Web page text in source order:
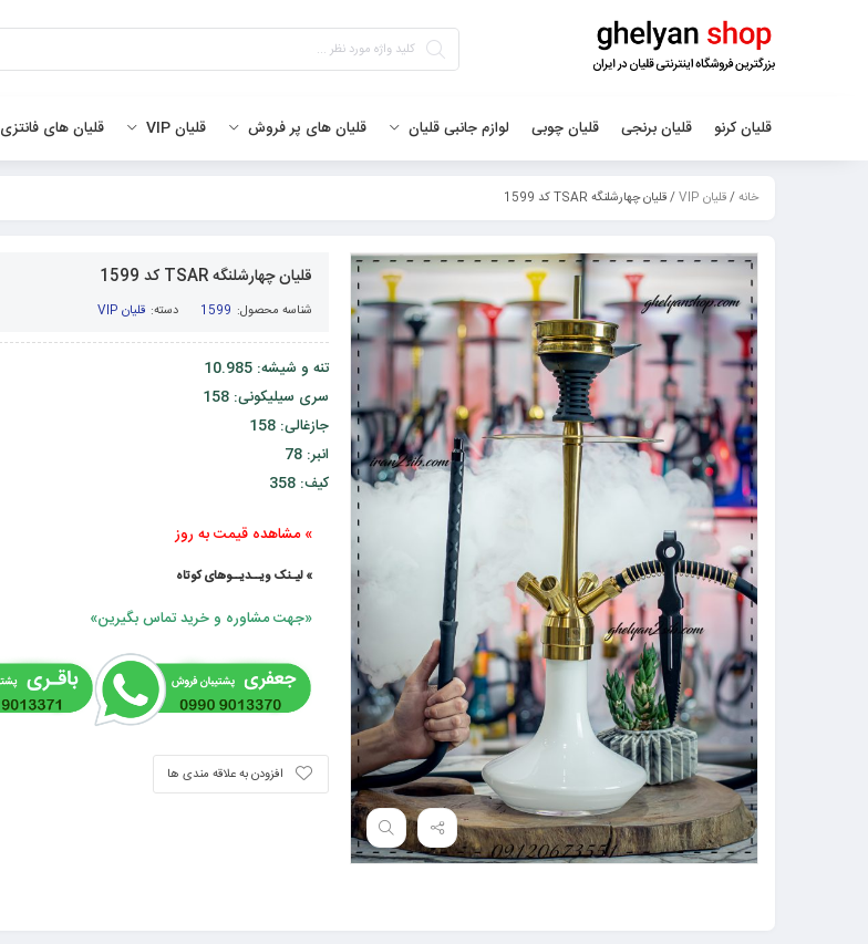
قلیان کرنو قلیان برنجی قلیان چوبی لوازم جانبی قلیان قلیان های پر فروش قلیان VIP قلیان های فانتزی
خانه/قلیان VIP / قلیان چهارشلنگه TSAR کد 1599
قلیان چهارشلنگه TSAR کد 1599
شناسه محصول: 1599 دسته: قلیان VIP
تنه و شیشه: 10.985
سری سیلیکونی: 158
جازغالی: 158
انبر: 78
کیف: 358
» مشاهده قیمت به روز
» لیـنک ویــدیــوهای کوتاه
«جهت مشاوره و خرید تماس بگیرین»
افزودن به علاقه مندی ها